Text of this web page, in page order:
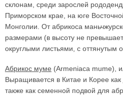
склонам, среди зарослей
Приморском крае, на юге
Монголии. От абрикоса
размерами (в высоту не
округлыми листьями, с оттянутым
Абрикос муме (Armeniaca mume),
Выращивается в Китае и Корее как
также как семенной подвой для